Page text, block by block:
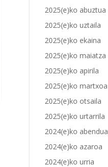
2025(e)ko abuztua
2025(e)ko uztaila
2025(e)ko ekaina
2025(e)ko maiatza
2025(e)ko apirila
2025(e)ko martxoa
2025(e)ko otsaila
2025(e)ko urtarrila
2024(e)ko abendua
2024(e)ko azaroa
2024(e)ko urria